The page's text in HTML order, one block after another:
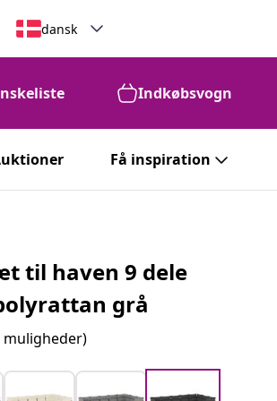
dansk
Indkøbsvogn
Få inspiration
til haven 9 dele
grå